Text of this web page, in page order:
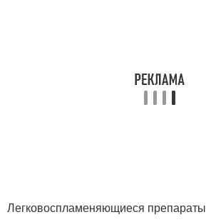
Легковоспламеняющиеся препараты